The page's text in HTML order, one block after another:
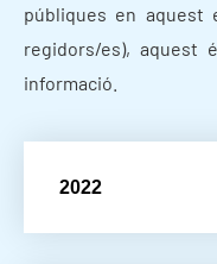
públiques en aquest
regidors/es), aquest
informació.
2022